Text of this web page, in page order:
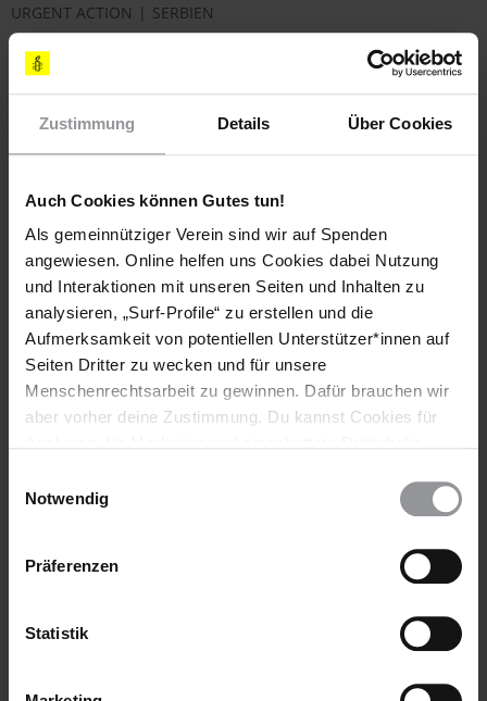
Zustimmung Details Über Cookies
Auch Cookies können Gutes tun!
Als gemeinnütziger Verein sind wir auf Spenden
angewiesen. Online helfen uns Cookies dabei Nutzung
und Interaktionen mit unseren Seiten und Inhalten zu
analysieren, „Surf-Profile“ zu erstellen und die
Aufmerksamkeit von potentiellen Unterstützer*innen auf
Seiten Dritter zu wecken und für unsere
Menschenrechtsarbeit zu gewinnen. Dafür brauchen wir
aber vorher deine Zustimmung. Du kannst Cookies für
wieder ändern. Diesen Banner kannst Du über den Link
Notwendig
Präferenzen
Statistik
URGENT ACTION SERBIEN
Serbien: Aktivist im Hungerstreik
Hafteinrichtung für Asylsuchende in Serbien festgehalten.
Vorwort zum Amnesty International Report 2023/24
Vereinigungsfreiheit, die Geschlechtergleichstellung und die